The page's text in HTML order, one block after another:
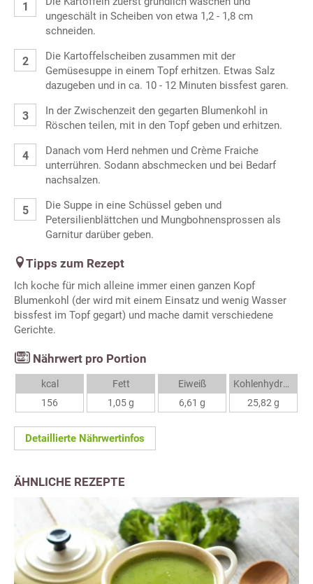
ungeschält in Scheiben von etwa 1,2 - 1,8 cm
schneiden.
Die Kartoffelscheiben zusammen mit der
Gemüsesuppe in einem Topf erhitzen. Etwas Salz
dazugeben und in ca. 10 - 12 Minuten bissfest garen.
In der Zwischenzeit den gegarten Blumenkohl in
Röschen teilen, mit in den Topf geben und erhitzen.
Danach vom Herd nehmen und Crème Fraiche
unterrühren. Sodann abschmecken und bei Bedarf
nachsalzen.
Die Suppe in eine Schüssel geben und
Petersilienblättchen und Mungbohnensprossen als
Garnitur darüber geben.
Tipps zum Rezept
Ich koche für mich alleine immer einen ganzen Kopf
Blumenkohl (der wird mit einem Einsatz und wenig Wasser
bissfest im Topf gegart) und mache damit verschiedene
Gerichte.
Nährwert pro Portion
kcal
156
Fett
1,05 g
Eiweiß
6,61 g
Kohlenhydrate
25,82 g
Detaillierte Nährwertinfos
ÄHNLICHE REZEPTE